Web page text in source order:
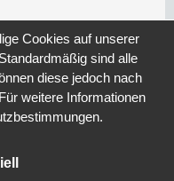
Cookies auf unserer
sind alle
diese jedoch nach
weitere Informationen